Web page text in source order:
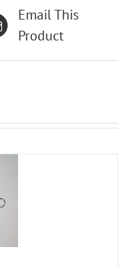
Email This
Product